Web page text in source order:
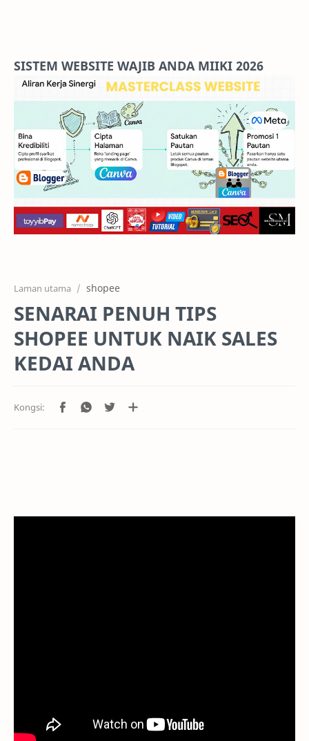
Features
Pricing
Services
RTL Mode
SISTEM WEBSITE WAJIB ANDA MIIKI 2026
Laman utama shopee
SENARAI PENUH TIPS
SHOPEE UNTUK NAIK SALES
KEDAI ANDA